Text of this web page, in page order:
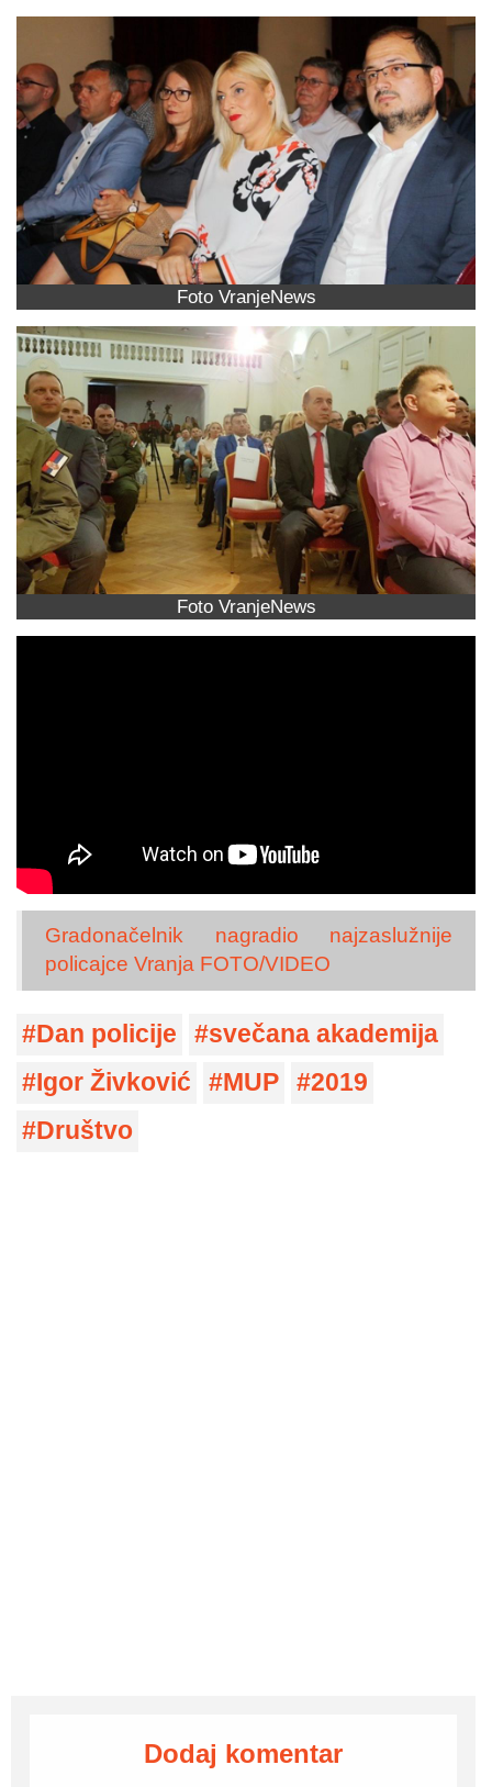
Foto VranjeNews
Foto VranjeNews
Gradonačelnik nagradio najzaslužnije
policajce Vranja FOTO/VIDEO
Dan policije
svečana akademija
Igor Živković
MUP
2019
Društvo
Dodaj komentar